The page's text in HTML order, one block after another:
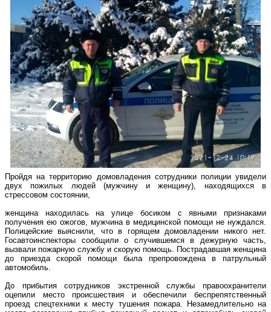
Пройдя на территорию домовладения сотрудники полиции увидели
двух пожилых людей (мужчину и женщину), находящихся в
стрессовом состоянии,
женщина находилась на улице босиком с явными признаками
получения ею ожогов, мужчина в медицинской помощи не нуждался.
Полицейские выяснили, что в горящем домовладении никого нет.
Госавтоинспекторы сообщили о случившемся в дежурную часть,
вызвали пожарную службу и скорую помощь. Пострадавшая женщина
до приезда скорой помощи была препровождена в патрульный
автомобиль.
До прибытия сотрудников экстренной службы правоохранители
оцепили место происшествия и обеспечили беспрепятственный
проезд спецтехники к месту тушения пожара. Незамедлительно на